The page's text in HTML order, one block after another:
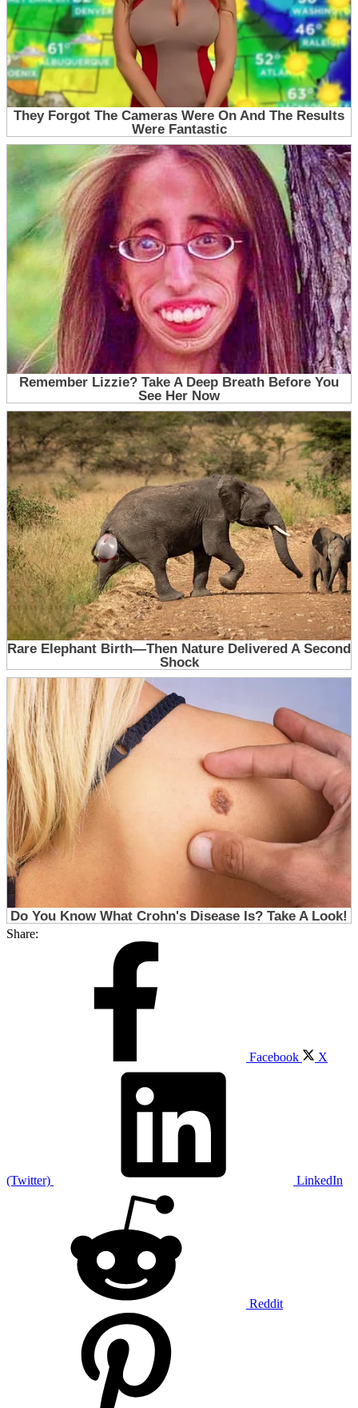
Share:
Facebook X
(Twitter) LinkedIn
Reddit